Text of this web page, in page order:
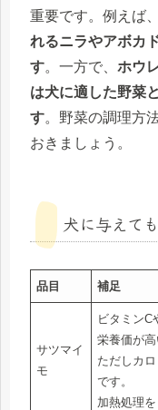
重要です。例えば、
れるニラやアボカ
す。一方で、 ホウ
は犬に適した野菜
す。野菜の調理方
おきましょう。
犬に与えて
品目 補足
サツマイ
モ
ビタミンC
栄養価が高
ただしカ
です。
加熱処理